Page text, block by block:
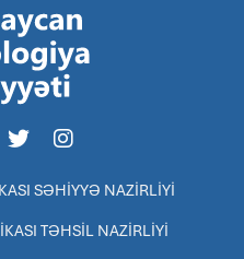
SƏHİYYƏ NAZİRLİYİ
TƏHSİL NAZİRLİYİ